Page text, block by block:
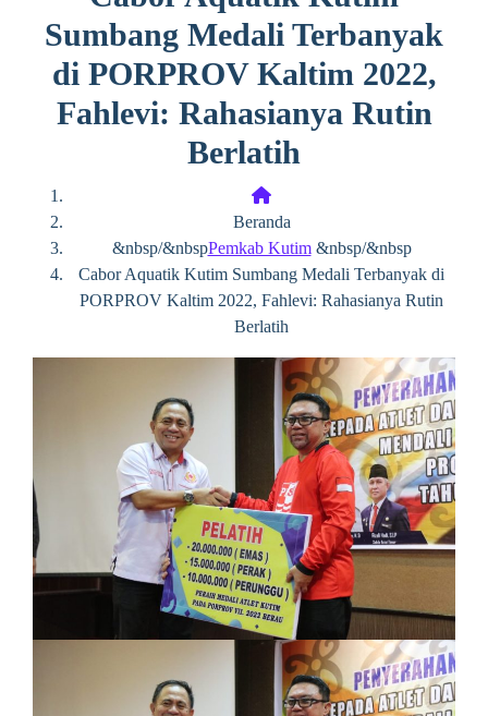
Sumbang Medali Terbanyak
di PORPROV Kaltim 2022,
Fahlevi: Rahasianya Rutin
Berlatih
Beranda
&nbsp/&nbspPemkab Kutim&nbsp/&nbsp
Cabor Aquatik Kutim Sumbang Medali Terbanyak di
PORPROV Kaltim 2022, Fahlevi: Rahasianya Rutin
Berlatih